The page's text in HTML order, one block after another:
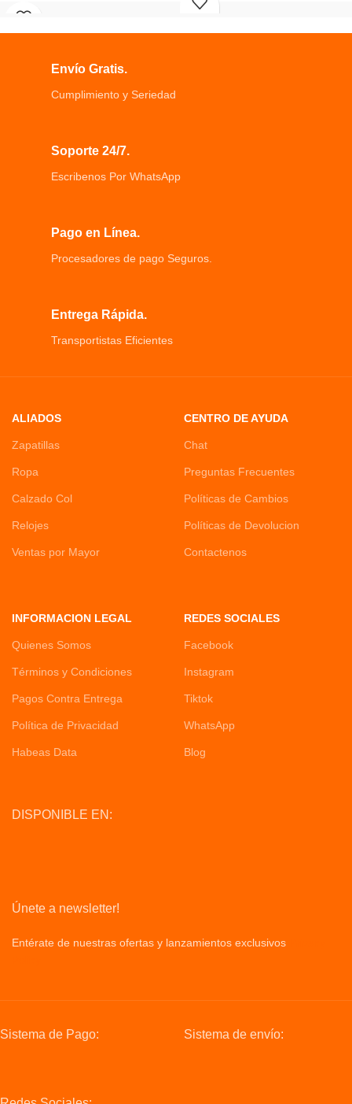
lleva a tu mascota a donde quiera
hombro resistente ajustable para su
transparente permiten tranquila y
Hecho de material EVE que no es
conecta a WiFi
Envío Gratis.
Cumplimiento y Seriedad
Soporte 24/7.
Escribenos Por WhatsApp
Pago en Línea.
Procesadores de pago Seguros.
Entrega Rápida.
Transportistas Eficientes
ALIADOS
Zapatillas
Ropa
Calzado Col
Relojes
Ventas por Mayor
CENTRO DE AYUDA
Chat
Preguntas Frecuentes
Políticas de Cambios
Políticas de Devolucion
Contactenos
INFORMACION LEGAL
Quienes Somos
Términos y Condiciones
Pagos Contra Entrega
Política de Privacidad
Habeas Data
REDES SOCIALES
Facebook
Instagram
Tiktok
WhatsApp
Blog
DISPONIBLE EN:
Únete a newsletter!
Entérate de nuestras ofertas y lanzamientos exclusivos
Sistema de Pago: Sistema de envío: